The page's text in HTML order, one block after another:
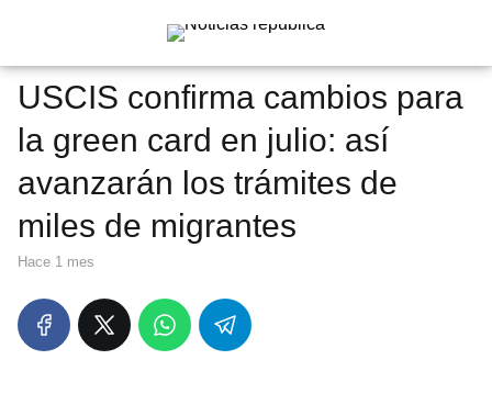
USCIS confirma cambios para
la green card en julio: así
avanzarán los trámites de
miles de migrantes
hace 1 mes